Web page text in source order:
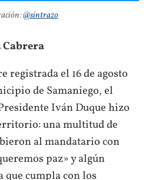
@sintrazo
registrada el 16 de agosto
de Samaniego, el
Iván Duque hizo
una multitud de
al mandatario con
paz» y algún
cumpla con los